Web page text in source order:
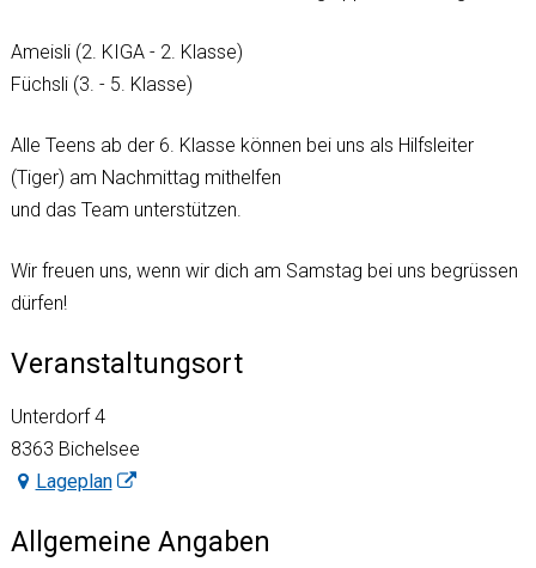
Ameisli (2. KIGA - 2. Klasse)
Füchsli (3. - 5. Klasse)
Alle Teens ab der 6. Klasse können bei uns als Hilfsleiter
(Tiger) am Nachmittag mithelfen
und das Team unterstützen.
Wir freuen uns, wenn wir dich am Samstag bei uns begrüssen
dürfen!
Veranstaltungsort
Unterdorf 4
8363 Bichelsee
Lageplan
Allgemeine Angaben